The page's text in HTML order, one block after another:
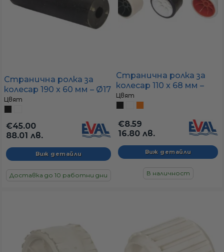
Странична ролка за
колесар 190 x 60 мм – Ø17
мм, максимална опора за
Цвят
€45.00
88.01 лв.
Виж детайли
Доставка до 10 работни дни
Странична ролка за
колесар 110 x 68 мм –
Ø17 мм, универсална
Цвят
€8.59
16.80 лв.
Виж детайли
В наличност